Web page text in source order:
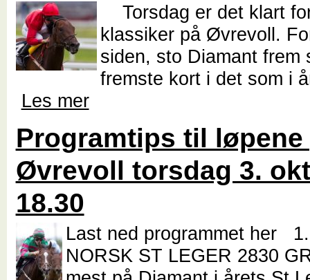
Torsdag er det klart
klassiker på Øvrevoll.
siden, sto Diamant frem
fremste kort i det som i
Les mer
Programtips til løpene
Øvrevoll torsdag 3.
18.30
Last ned programmet her
NORSK ST LEGER 2830